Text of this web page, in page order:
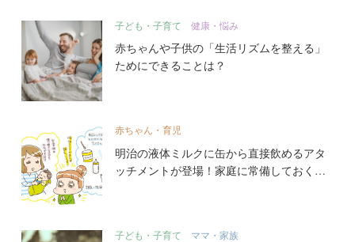
子ども・子育て 健康・悩み
赤ちゃんや子供の「生活リズムを整える」
ためにできることは？
赤ちゃん・育児
明治の液体ミルクに缶から直接飲めるアタ
ッチメントが登場！家庭に常備しておくべ
子ども・子育て ママ・家族